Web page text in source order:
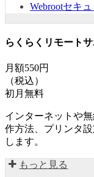
Webrootセキ
らくらくリモートサ
月額550円
（税込）
初月無料
インターネットや
作方法、プリンタ
します。
もっと見る